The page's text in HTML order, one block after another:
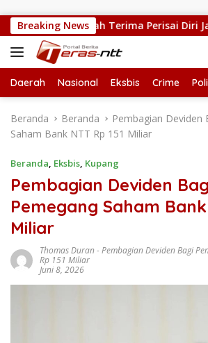
Breaking News
Kupang Tengah Terima Perisai Diri Jadi
Daerah Nasional Eksbis Crime
Beranda Beranda
Pembagian Deviden
Saham Bank NTT Rp 151 Miliar
Beranda, Eksbis, Kupang
Pembagian Deviden
Pemegang Saham Bank
Miliar
Thomas Duran-Pembagian Deviden Bagi
Rp 151 Miliar
Juni 8, 2026